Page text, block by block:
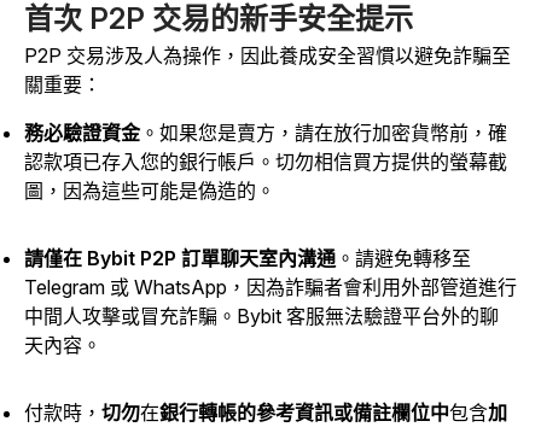
首次 P2P 交易的新手安全提示
P2P 交易涉及人為操作，因此養成安全習慣以避免詐騙至
關重要：
務必驗證資金。如果您是賣方，請在放行加密貨幣前，確
認款項已存入您的銀行帳戶。切勿相信買方提供的螢幕截
圖，因為這些可能是偽造的。
請僅在 Bybit P2P 訂單聊天室內溝通 。請避免轉移至
Telegram 或 WhatsApp，因為詐騙者會利用外部管道進行
中間人攻擊或冒充詐騙。Bybit 客服無法驗證平台外的聊
天內容。
付款時， 切勿在銀行轉帳的參考資訊或備註欄位中包含加